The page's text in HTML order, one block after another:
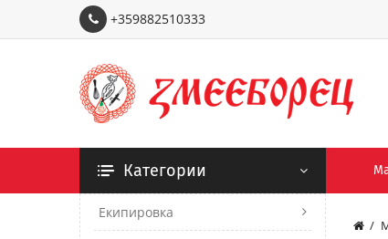
+359882510333
Категории
Екипировка